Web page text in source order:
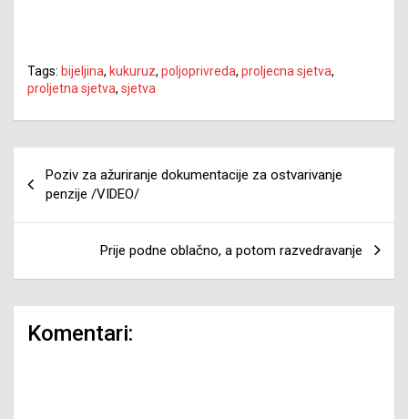
Tags: bijeljina, kukuruz, poljoprivreda, proljecna sjetva,
proljetna sjetva, sjetva
članaka
Poziv za ažuriranje dokumentacije za ostvarivanje
penzije /VIDEO/
Prije podne oblačno, a potom razvedravanje
Komentari: